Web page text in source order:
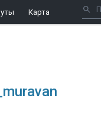
Карта